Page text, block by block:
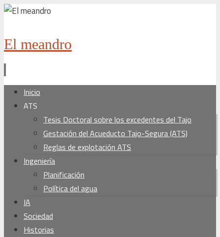
El meandro
contenido
Inicio
ATS
Tesis Doctoral sobre los excedentes del Tajo
Gestación del Acueducto Tajo-Segura (ATS)
Reglas de explotación ATS
Ingeniería
Planificación
Política del agua
IA
Sociedad
Historias